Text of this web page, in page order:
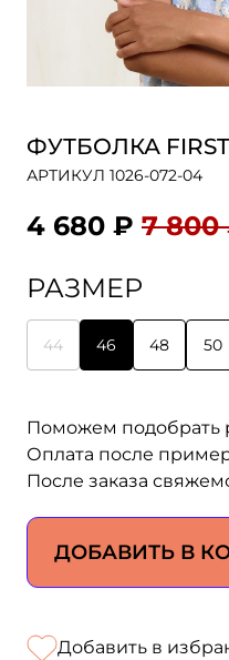
ФУТБОЛКА FIRST
АРТИКУЛ 1026-072-04
4 680 ₽ 7 800
РАЗМЕР
44 46 48 50
Поможем подобрать
Оплата после
После заказа
ДОБАВИТЬ В
Добавить в